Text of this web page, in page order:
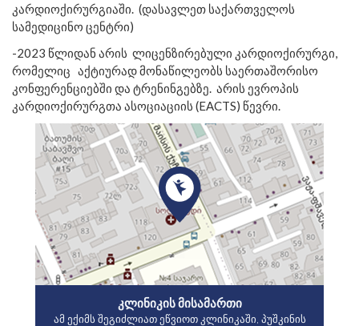
კარდიოქირურგიაში. (დასავლეთ საქართველოს
სამედიცინო ცენტრი)
-2023 წლიდან არის ლიცენზირებული კარდიოქირურგი,
რომელიც აქტიურად მონაწილეობს საერთაშორისო
კონფერენციებში და ტრენინგებზე. არის ევროპის
კარდიოქირურგთა ასოციაციის (EACTS) წევრი.
ᲙᲚᲘᲜᲘᲙᲘᲡ ᲛᲘᲡᲐᲛᲐᲠᲗᲘ
ამ ექიმს შეგიძლიათ ეწვიოთ კლინიკაში, პუშკინის